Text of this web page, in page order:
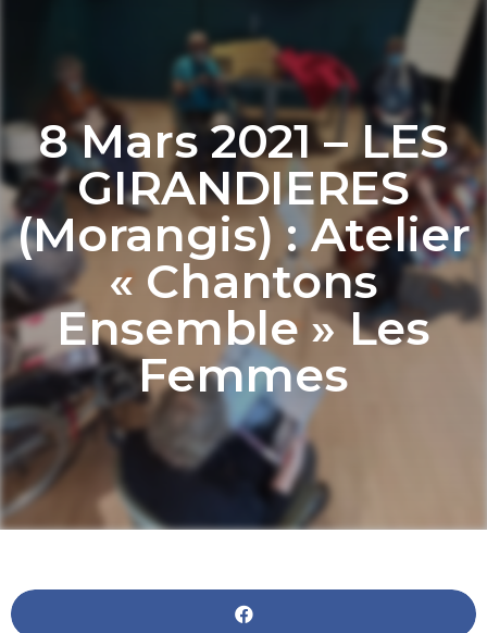
8 Mars 2021 – LES
GIRANDIERES
(Morangis) : Atelier
« Chantons
Ensemble » Les
Femmes